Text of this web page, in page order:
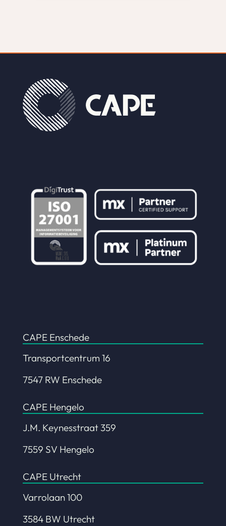
CAPE Enschede
Transportcentrum 16
7547 RW Enschede
CAPE Hengelo
J.M. Keynesstraat 359
7559 SV Hengelo
CAPE Utrecht
Varrolaan 100
3584 BW Utrecht